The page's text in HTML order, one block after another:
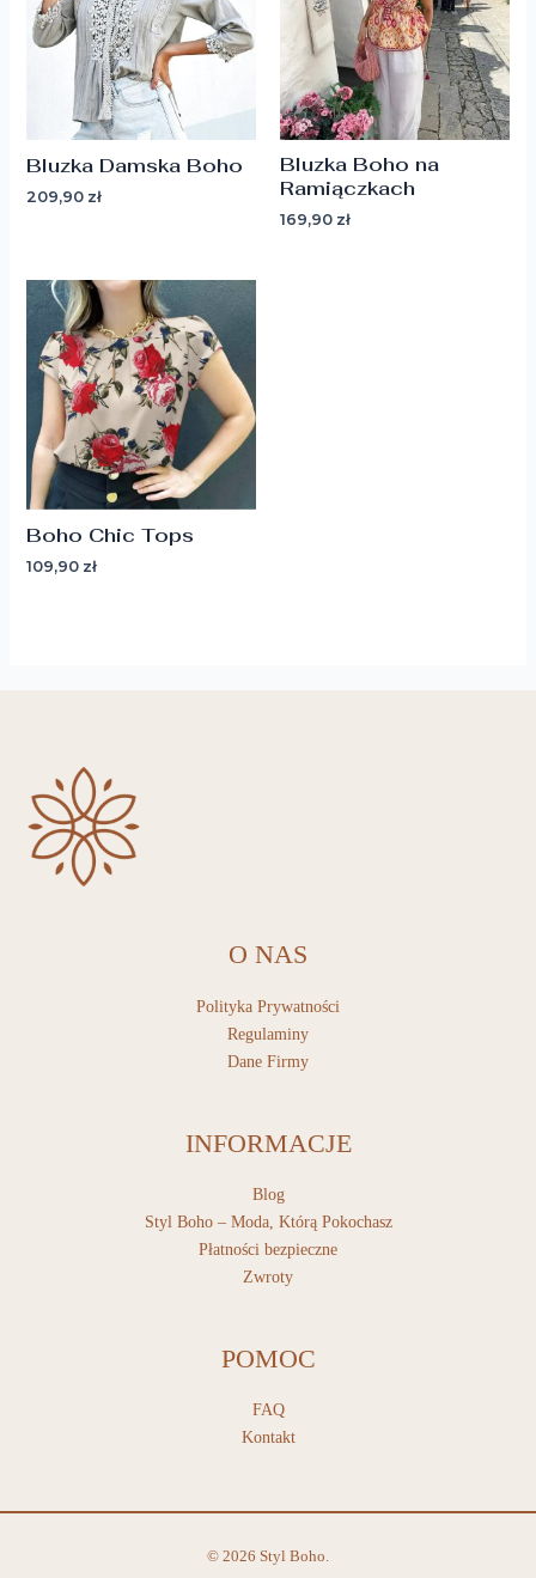
Bluzka Damska Boho
209,90 zł
Bluzka Boho na
Ramiączkach
169,90 zł
Boho Chic Tops
109,90 zł
O NAS
Polityka Prywatności
Regulaminy
Dane Firmy
INFORMACJE
Blog
Styl Boho – Moda, Którą Pokochasz
Płatności bezpieczne
Zwroty
POMOC
FAQ
Kontakt
© 2026 Styl Boho.